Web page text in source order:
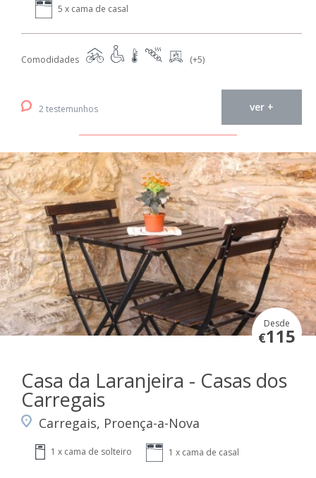
5 x cama de casal
Comodidades (+5)
2 testemunhos ver +
Desde
€115
Casa da Laranjeira - Casas dos
Carregais
Carregais, Proença-a-Nova
1 x cama de solteiro 1 x cama de casal